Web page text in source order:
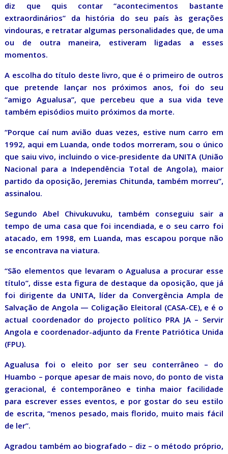
diz que quis contar “acontecimentos bastante
extraordinários” da história do seu país às gerações
vindouras, e retratar algumas personalidades que, de uma
ou de outra maneira, estiveram ligadas a esses
momentos.
A escolha do título deste livro, que é o primeiro de outros
que pretende lançar nos próximos anos, foi do seu
“amigo Agualusa”, que percebeu que a sua vida teve
também episódios muito próximos da morte.
“Porque caí num avião duas vezes, estive num carro em
1992, aqui em Luanda, onde todos morreram, sou o único
que saiu vivo, incluindo o vice-presidente da UNITA (União
Nacional para a Independência Total de Angola), maior
partido da oposição, Jeremias Chitunda, também morreu”,
assinalou.
Segundo Abel Chivukuvuku, também conseguiu sair a
tempo de uma casa que foi incendiada, e o seu carro foi
atacado, em 1998, em Luanda, mas escapou porque não
se encontrava na viatura.
“São elementos que levaram o Agualusa a procurar esse
título”, disse esta figura de destaque da oposição, que já
foi dirigente da UNITA, líder da Convergência Ampla de
Salvação de Angola — Coligação Eleitoral (CASA-CE), e é o
actual coordenador do projecto político PRA JA – Servir
Angola e coordenador-adjunto da Frente Patriótica Unida
(FPU).
Agualusa foi o eleito por ser seu conterrâneo – do
Huambo – porque apesar de mais novo, do ponto de vista
geracional, é contemporâneo e tinha maior facilidade
para escrever esses eventos, e por gostar do seu estilo
de escrita, “menos pesado, mais florido, muito mais fácil
de ler”.
Agradou também ao biografado – diz – o método próprio,